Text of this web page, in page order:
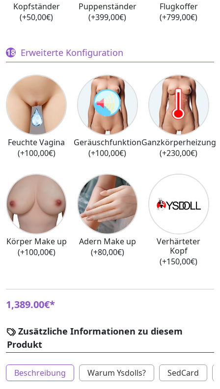
Kopfständer
(+50,00€)
Puppenständer
(+399,00€)
Flugkoffer
(+799,00€)
Erweiterte Konfiguration
Feuchte Vagina
(+100,00€)
Geräuschfunktion
(+100,00€)
Ganzkörperheizung
(+230,00€)
Körper Make up
(+100,00€)
Adern Make up
(+80,00€)
Verhärteter
Kopf
(+150,00€)
1,389.00€*
Zusätzliche Informationen zu diesem
Produkt
Beschreibung Warum Ysdolls? SedCard